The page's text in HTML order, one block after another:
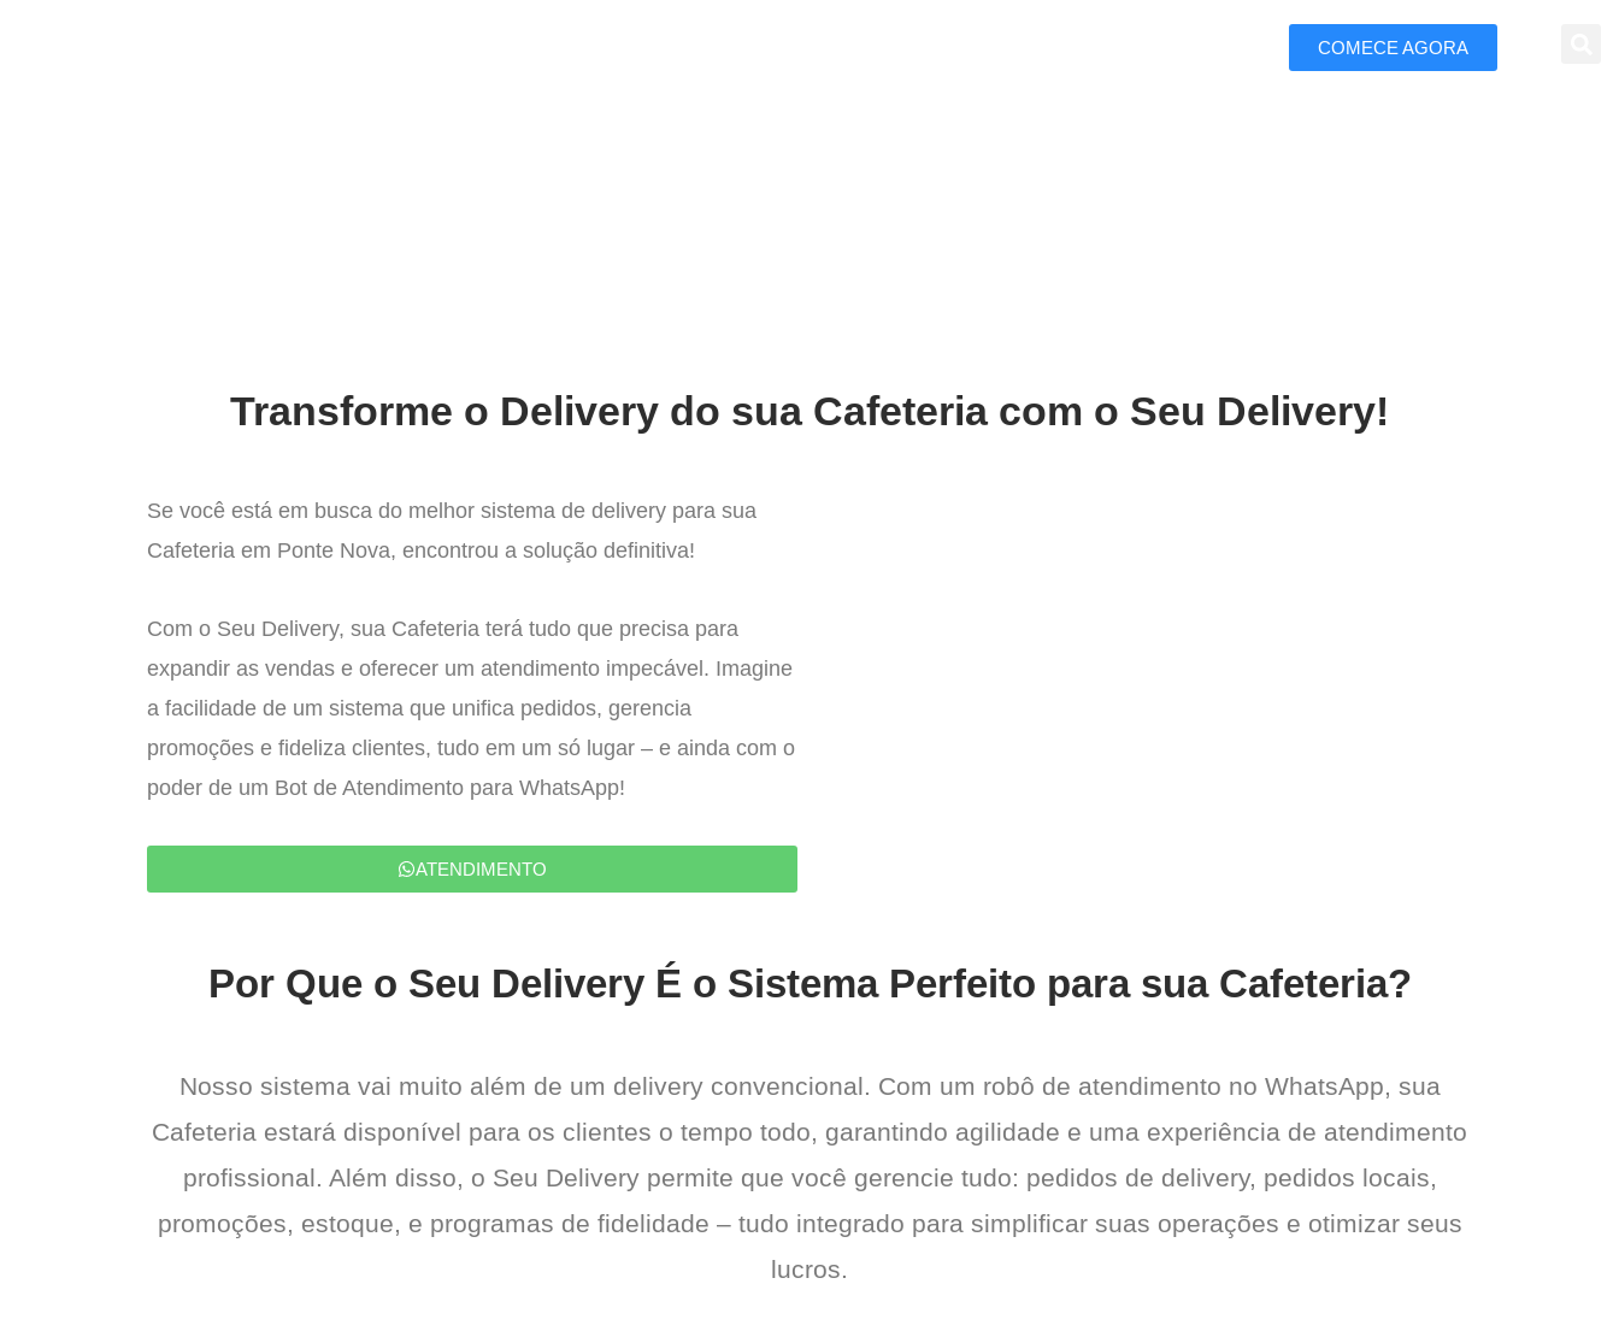
COMECE AGORA
Transforme o Delivery do sua Cafeteria com o Seu Delivery!
Se você está em busca do melhor sistema de delivery para sua
Cafeteria em Ponte Nova, encontrou a solução definitiva!
Com o Seu Delivery, sua Cafeteria terá tudo que precisa para
expandir as vendas e oferecer um atendimento impecável. Imagine
a facilidade de um sistema que unifica pedidos, gerencia
promoções e fideliza clientes, tudo em um só lugar – e ainda com o
poder de um Bot de Atendimento para WhatsApp!
ATENDIMENTO
Por Que o Seu Delivery É o Sistema Perfeito para sua Cafeteria?
Nosso sistema vai muito além de um delivery convencional. Com um robô de atendimento no WhatsApp, sua
Cafeteria estará disponível para os clientes o tempo todo, garantindo agilidade e uma experiência de atendimento
profissional. Além disso, o Seu Delivery permite que você gerencie tudo: pedidos de delivery, pedidos locais,
promoções, estoque, e programas de fidelidade – tudo integrado para simplificar suas operações e otimizar seus
lucros.